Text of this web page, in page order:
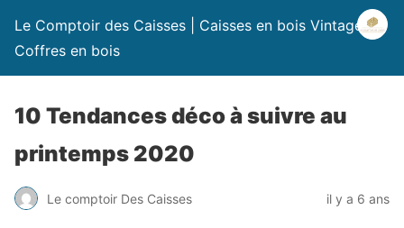
Le Comptoir des Caisses | Caisses en bois Vintage |
Coffres en bois
10 Tendances déco à suivre au
printemps 2020
Le comptoir Des Caisses il y a 6 ans